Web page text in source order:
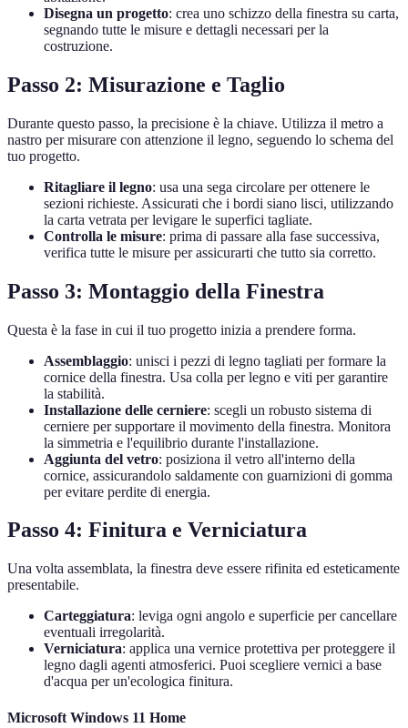
Disegna un progetto: crea uno schizzo della finestra su carta,
segnando tutte le misure e dettagli necessari per la
costruzione.
Passo 2: Misurazione e Taglio
Durante questo passo, la precisione è la chiave. Utilizza il metro a
nastro per misurare con attenzione il legno, seguendo lo schema del
tuo progetto.
Ritagliare il legno: usa una sega circolare per ottenere le
sezioni richieste. Assicurati che i bordi siano lisci, utilizzando
la carta vetrata per levigare le superfici tagliate.
Controlla le misure: prima di passare alla fase successiva,
verifica tutte le misure per assicurarti che tutto sia corretto.
Passo 3: Montaggio della Finestra
Questa è la fase in cui il tuo progetto inizia a prendere forma.
Assemblaggio: unisci i pezzi di legno tagliati per formare la
cornice della finestra. Usa colla per legno e viti per garantire
la stabilità.
Installazione delle cerniere: scegli un robusto sistema di
cerniere per supportare il movimento della finestra. Monitora
la simmetria e l'equilibrio durante l'installazione.
Aggiunta del vetro: posiziona il vetro all'interno della
cornice, assicurandolo saldamente con guarnizioni di gomma
per evitare perdite di energia.
Passo 4: Finitura e Verniciatura
Una volta assemblata, la finestra deve essere rifinita ed esteticamente
presentabile.
Carteggiatura: leviga ogni angolo e superficie per cancellare
eventuali irregolarità.
Verniciatura: applica una vernice protettiva per proteggere il
legno dagli agenti atmosferici. Puoi scegliere vernici a base
d'acqua per un'ecologica finitura.
Microsoft Windows 11 Home